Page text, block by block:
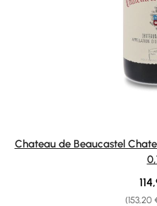
Chateau de Beaucastel
(153,20